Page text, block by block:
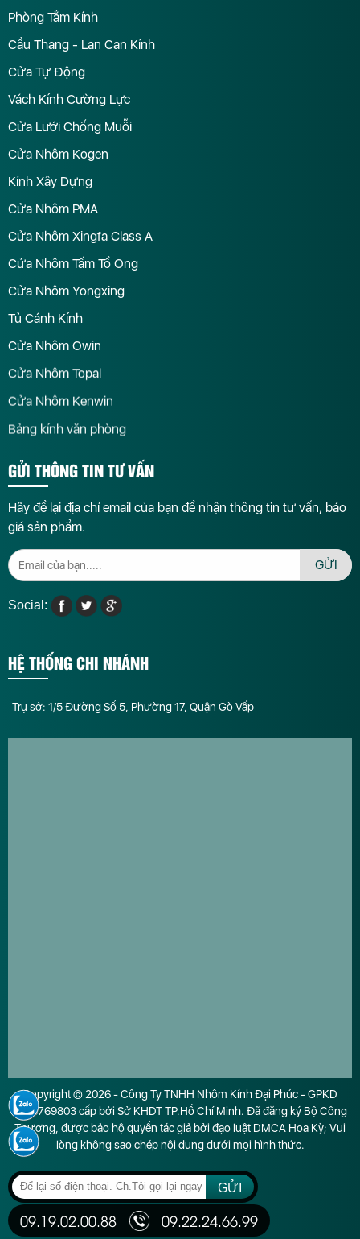
Phòng Tắm Kính
Cầu Thang - Lan Can Kính
Cửa Tự Động
Vách Kính Cường Lực
Cửa Lưới Chống Muỗi
Cửa Nhôm Kogen
Kính Xây Dựng
Cửa Nhôm PMA
Cửa Nhôm Xingfa Class A
Cửa Nhôm Tấm Tổ Ong
Cửa Nhôm Yongxing
Tủ Cánh Kính
Cửa Nhôm Owin
Cửa Nhôm Topal
Cửa Nhôm Kenwin
Bảng kính văn phòng
GỬI THÔNG TIN TƯ VẤN
Hãy để lại địa chỉ email của bạn để nhận thông tin tư vấn, báo
giá sản phẩm.
GỬI
Social:
HỆ THỐNG CHI NHÁNH
Trụ sở: 1/5 Đường Số 5, Phường 17, Quận Gò Vấp
Copyright © 2026 - Công Ty TNHH Nhôm Kính Đại Phúc - GPKD
0316769803 cấp bởi Sở KHDT TP.Hồ Chí Minh. Đã đăng ký Bộ Công
Thương, được bảo hộ quyền tác giả bởi đạo luật DMCA Hoa Kỳ; Vui
lòng không sao chép nội dung dưới mọi hình thức.
GỬI
09.19.02.00.88 09.22.24.66.99